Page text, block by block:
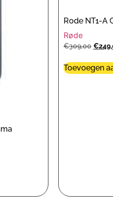
Rode NT1-A
Røde
€309,00 €
Toevoegen